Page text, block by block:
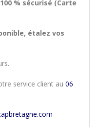
% sécurisé (Carte
étalez vos
service client au 06